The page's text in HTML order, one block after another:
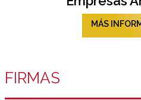
MÁS
FIRMAS